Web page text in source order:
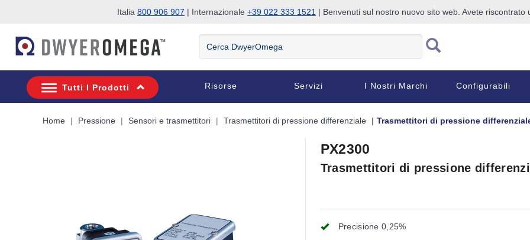
Italia 800 906 907 | Internazionale +39 022 333 1521 | Benvenuti sul nostro nuovo sito web. Avete riscontrato
Cerca
DwyerOmega
Tutti I Prodotti Risorse Servizi I Nostri Marchi Configurabili
Home Pressione Sensori e trasmettitori Trasmettitori di pressione differenziale Trasmettitori di pressione
PX2300
Trasmettitori di pressione
Precisione 0,25%